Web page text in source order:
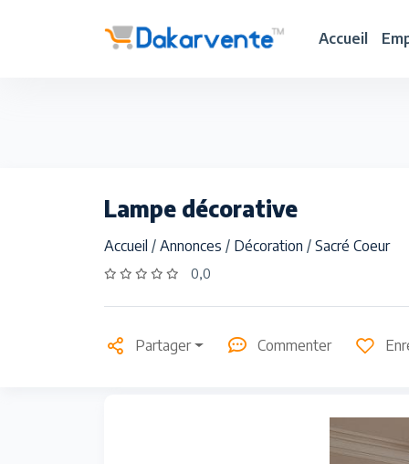
Accueil
Lampe décorative
Accueil / Annonces / Décoration / Sacré Coeur
0,0
Partager Commenter